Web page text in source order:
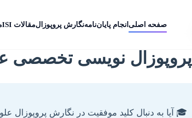
صفحه اصلی انجام پایان‌نامهنگارش پروپوزالمقالات ISI
پروپوزال نویسی تخصصی
🎓 آیا به دنبال کلید موفقیت در نگارش پروپوزال